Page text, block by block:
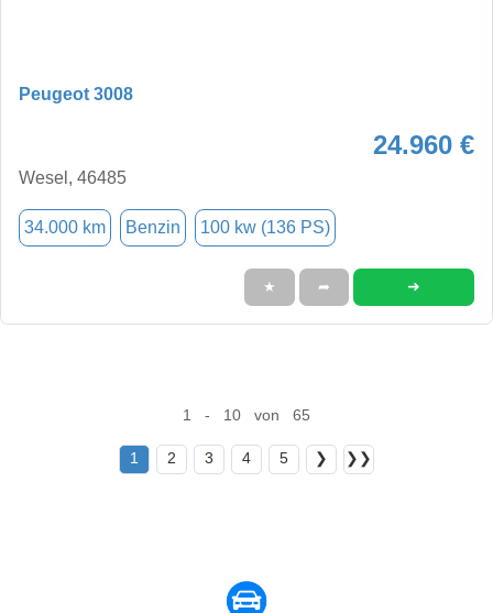
Peugeot 3008
24.960 €
Wesel, 46485
34.000 km Benzin 100 kw (136 PS)
★ ➦ ➜
1 - 10 von 65
1 2 3 4 5 ❯ ❯❯